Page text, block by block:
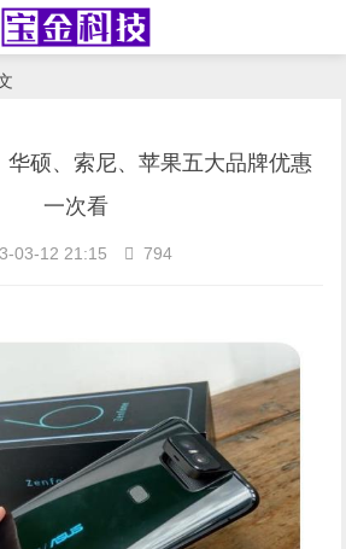
华硕、索尼、苹果五大品牌优惠
一次看
03-12 21:15 794